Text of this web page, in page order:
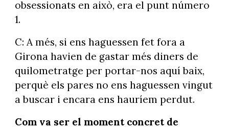
obsessionats en això, era el punt número
1.
C: A més, si ens haguessen fet fora a
Girona havien de gastar més diners de
quilometratge per portar-nos aquí baix,
perquè els pares no ens haguessen vingut
a buscar i encara ens hauríem perdut.
Com va ser el moment concret de